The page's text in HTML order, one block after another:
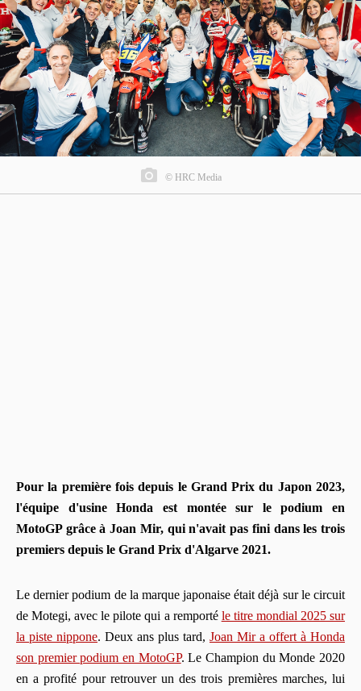
© HRC Media
Pour la première fois depuis le Grand Prix du Japon 2023,
l'équipe d'usine Honda est montée sur le podium en
MotoGP grâce à Joan Mir, qui n'avait pas fini dans les trois
premiers depuis le Grand Prix d'Algarve 2021.
Le dernier podium de la marque japonaise était déjà sur le circuit
de Motegi, avec le pilote qui a remporté le titre mondial 2025 sur
la piste nippone. Deux ans plus tard, Joan Mir a offert à Honda
son premier podium en MotoGP. Le Champion du Monde 2020
en a profité pour retrouver un des trois premières marches, lui